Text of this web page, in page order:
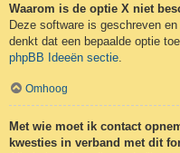
Waarom is de optie X niet
Deze software is geschreven
denkt dat een bepaalde optie
phpBB Ideeën sectie.
Omhoog
Met wie moet ik contact
kwesties in verband met dit